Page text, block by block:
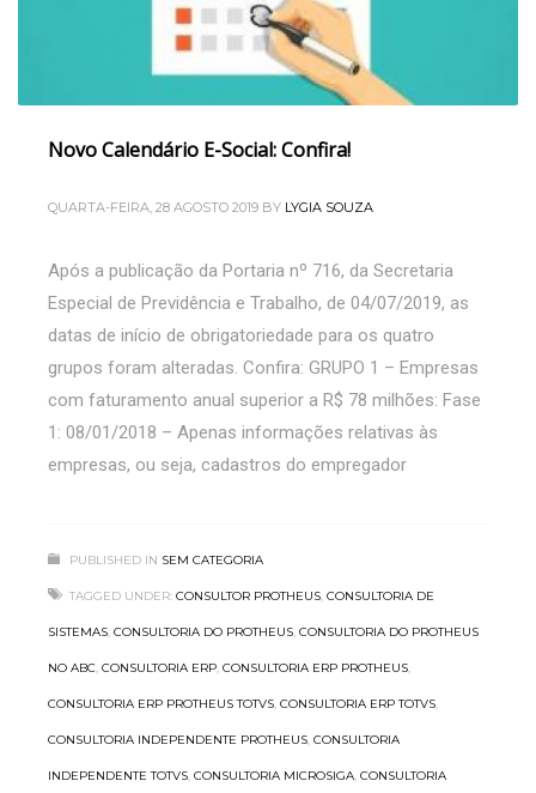
Novo Calendário E-Social: Confira!
QUARTA-FEIRA, 28 AGOSTO 2019 BY LYGIA SOUZA
Após a publicação da Portaria nº 716, da Secretaria
Especial de Previdência e Trabalho, de 04/07/2019, as
datas de início de obrigatoriedade para os quatro
grupos foram alteradas. Confira: GRUPO 1 – Empresas
com faturamento anual superior a R$ 78 milhões: Fase
1: 08/01/2018 – Apenas informações relativas às
empresas, ou seja, cadastros do empregador
PUBLISHED IN SEM CATEGORIA
TAGGED UNDER: CONSULTOR PROTHEUS, CONSULTORIA DE
SISTEMAS, CONSULTORIA DO PROTHEUS, CONSULTORIA DO PROTHEUS
NO ABC, CONSULTORIA ERP, CONSULTORIA ERP PROTHEUS,
CONSULTORIA ERP PROTHEUS TOTVS, CONSULTORIA ERP TOTVS,
CONSULTORIA INDEPENDENTE PROTHEUS, CONSULTORIA
INDEPENDENTE TOTVS, CONSULTORIA MICROSIGA, CONSULTORIA